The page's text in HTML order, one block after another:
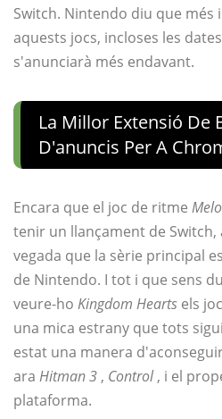
Switch. Nintendo diu que més
aquests jocs, incloses les
s'anunciarà més endavant.
La Millor Extensió De
D'anuncis Per A
Encara que el joc de ritme
tenir un llançament de
vegada que la sèrie principal
de Nintendo. I tot i que sens
veure-ho Kingdom Hearts els
una mica estrany que tots
estat una manera
ara Hitman 3 , Control, i el
plataforma.